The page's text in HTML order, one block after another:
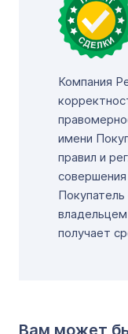
Компания
имени
правил и
получает
Вам может